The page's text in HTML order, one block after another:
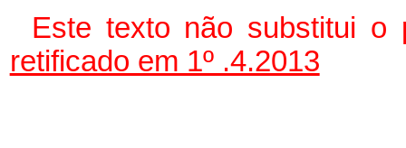
Este texto não substitui o
retificado em 1º .4.2013